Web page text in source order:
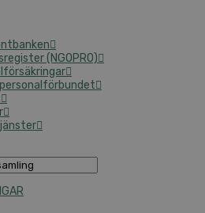
(NGOPRO)
personalförbundet